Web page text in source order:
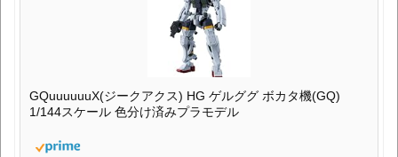
GQuuuuuuX(ジークアクス) HG ゲルググ ボカタ機(GQ)
1/144スケール 色分け済みプラモデル